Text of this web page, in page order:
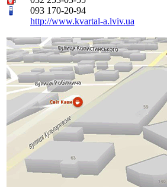
093 170-20-94
http://www.kvartal-a.lviv.ua